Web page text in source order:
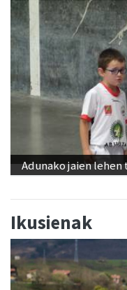
Adunako jaien
Ikusienak